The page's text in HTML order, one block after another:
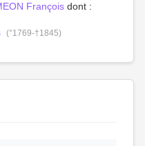
François dont :
(°1769-†1845)